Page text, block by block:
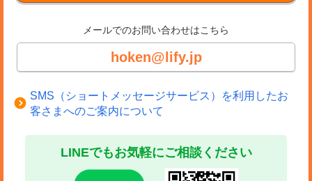
メールでのお問い合わせはこちら
hoken@lify.jp
SMS（ショートメッセージサービス）を利用したお
客さまへのご案内について
LINEでもお気軽にご相談ください